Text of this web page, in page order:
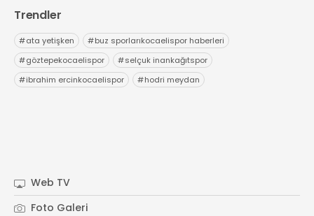
Trendler
#ata yetişken #buz sporlarıkocaelispor haberleri
#göztepekocaelispor #selçuk inankağıtspor
#ibrahim ercinkocaelispor #hodri meydan
Web TV
Foto Galeri